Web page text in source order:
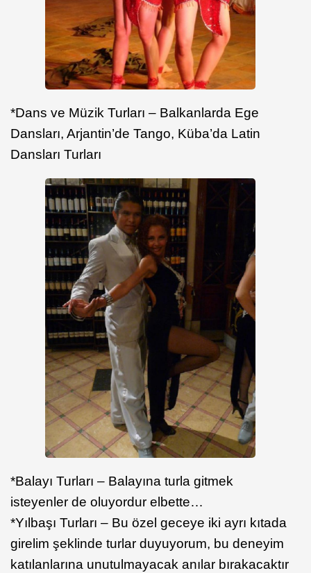
*Dans ve Müzik Turları – Balkanlarda Ege
Dansları, Arjantin’de Tango, Küba’da Latin
Dansları Turları
*Balayı Turları – Balayına turla gitmek
isteyenler de oluyordur elbette…
*Yılbaşı Turları – Bu özel geceye iki ayrı kıtada
girelim şeklinde turlar duyuyorum, bu deneyim
katılanlarına unutulmayacak anılar bırakacaktır